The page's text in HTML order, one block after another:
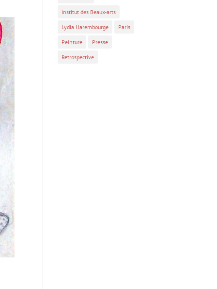
institut des Beaux-arts
Lydia Harembourge Paris
Peinture Presse
Retrospective